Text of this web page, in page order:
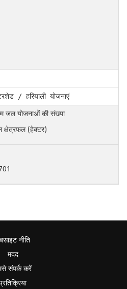
/ हरियाली योजनाएं
जल योजनाओं की संख्या
क्षेत्रफल(हेक्टर)
नीति
मदद
संपर्क करें